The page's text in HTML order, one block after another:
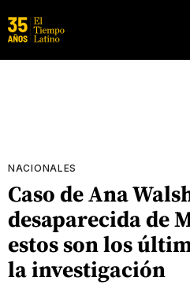
NACIONALES
Caso de Ana
desaparecida de
estos son los
la investigación